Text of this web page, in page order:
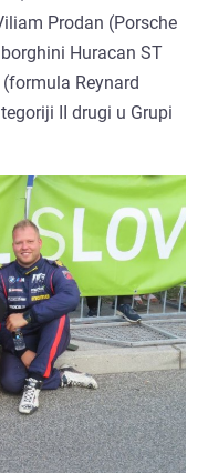
Prodan (Porsche
Huracan ST
Reynard
II drugi u Grupi